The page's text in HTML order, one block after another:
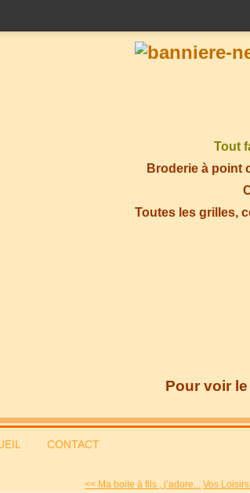
Tout
Broderie à point
Toutes les grilles,
Pour voir
CONTACT
<< Ma boite à fils , j’adore... Vos